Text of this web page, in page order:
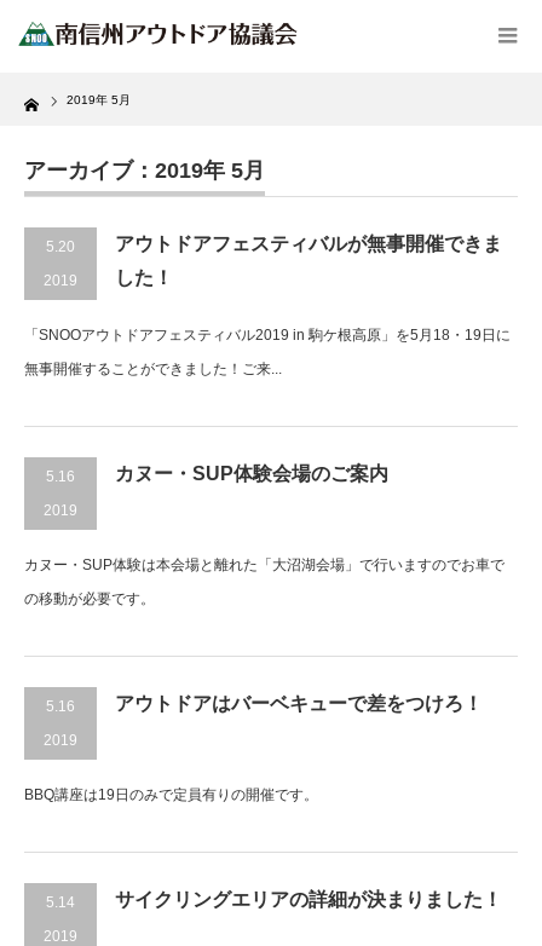
Home 2019年 5月
アーカイブ：2019年 5月
5.20
2019
アウトドアフェスティバルが無事開催できま
した！
「SNOOアウトドアフェスティバル2019 in 駒ケ根高原」を5月18・19日に
無事開催することができました！ご来...
5.16
2019
カヌー・SUP体験会場のご案内
カヌー・SUP体験は本会場と離れた「大沼湖会場」で行いますのでお車で
の移動が必要です。
5.16
2019
アウトドアはバーベキューで差をつけろ！
BBQ講座は19日のみで定員有りの開催です。
5.14
2019
サイクリングエリアの詳細が決まりました！